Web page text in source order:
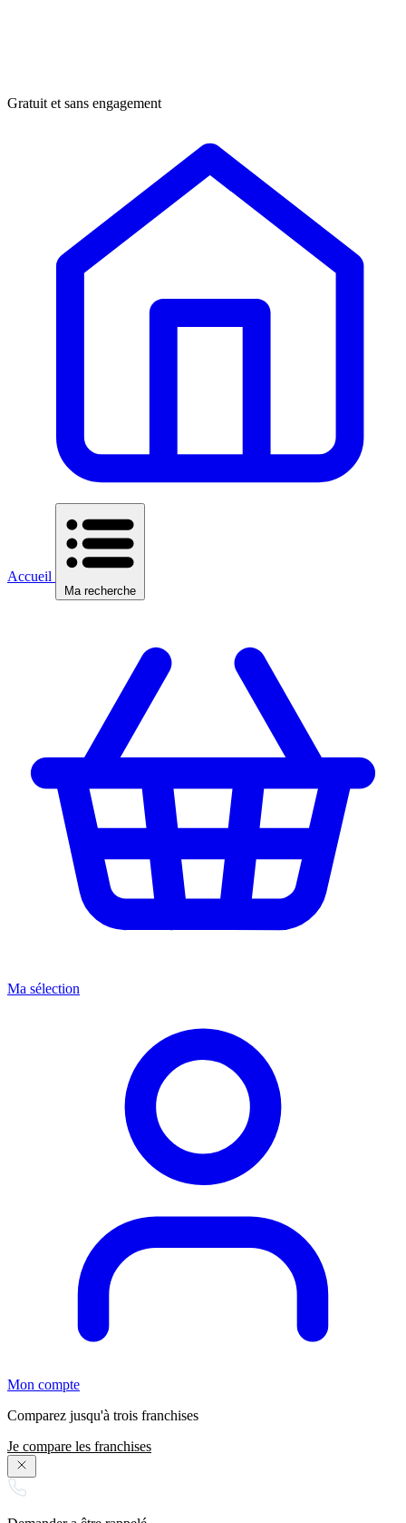
Gratuit et sans engagement
Accueil
Ma recherche
Ma sélection
Mon compte
Comparez jusqu'à trois franchises
Je compare les franchises